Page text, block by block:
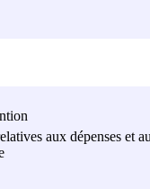
aux dépenses et